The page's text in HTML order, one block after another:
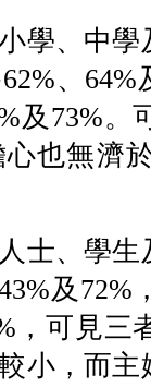
學、中
、
及73%
也無濟
士、學
及
，可見
小，而